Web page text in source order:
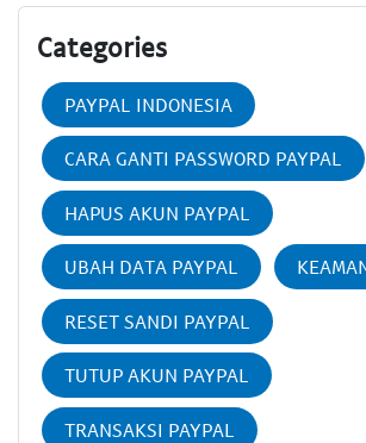
Categories
PAYPAL INDONESIA
CARA GANTI PASSWORD PAYPAL
HAPUS AKUN PAYPAL
UBAH DATA PAYPAL
RESET SANDI PAYPAL
TUTUP AKUN PAYPAL
TRANSAKSI PAYPAL